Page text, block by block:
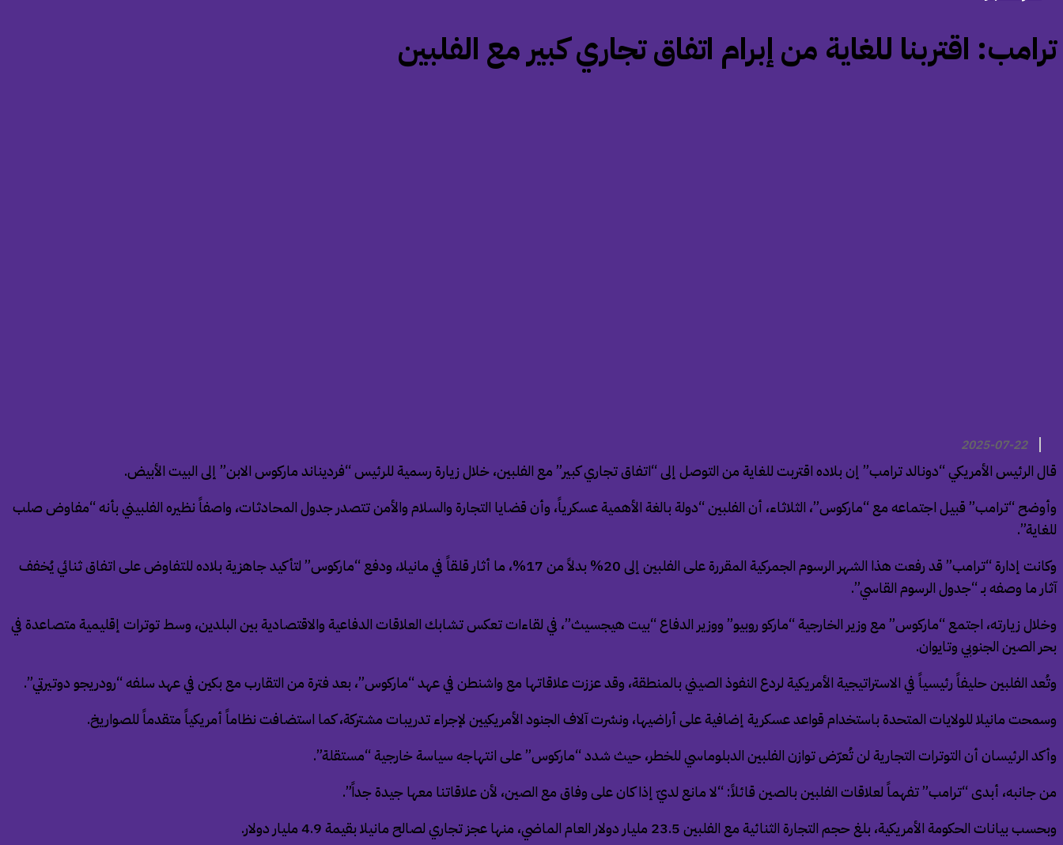
‏ترامب: اقتربنا للغاية من إبرام اتفاق تجاري كبير مع الفلبين
2025-07-22
قال الرئيس الأمريكي “دونالد ترامب” إن بلاده اقتربت للغاية من التوصل إلى “اتفاق تجاري كبير” مع الفلبين، خلال زيارة رسمية للرئيس “فرديناند ماركوس الابن” إلى البيت الأبيض.
وأوضح “ترامب” قبيل اجتماعه مع “ماركوس”، الثلاثاء، أن الفلبين “دولة بالغة الأهمية عسكرياً، وأن قضايا التجارة والسلام والأمن تتصدر جدول المحادثات، واصفاً نظيره الفلبيني بأنه “مفاوض صلب
للغاية”.
وكانت إدارة “ترامب” قد رفعت هذا الشهر الرسوم الجمركية المقررة على الفلبين إلى 20% بدلاً من 17%، ما أثار قلقاً في مانيلا، ودفع “ماركوس” لتأكيد جاهزية بلاده للتفاوض على اتفاق ثنائي يُخفف
آثار ما وصفه بـ “جدول الرسوم القاسي”.
وخلال زيارته، اجتمع “ماركوس” مع وزير الخارجية “ماركو روبيو” ووزير الدفاع “بيت هيجسيث”، في لقاءات تعكس تشابك العلاقات الدفاعية والاقتصادية بين البلدين، وسط توترات إقليمية متصاعدة في
بحر الصين الجنوبي وتايوان.
وتُعد الفلبين حليفاً رئيسياً في الاستراتيجية الأمريكية لردع النفوذ الصيني بالمنطقة، وقد عززت علاقاتها مع واشنطن في عهد “ماركوس”، بعد فترة من التقارب مع بكين في عهد سلفه “رودريجو دوتيرتي”.
وسمحت مانيلا للولايات المتحدة باستخدام قواعد عسكرية إضافية على أراضيها، ونشرت آلاف الجنود الأمريكيين لإجراء تدريبات مشتركة، كما استضافت نظاماً أمريكياً متقدماً للصواريخ.
وأكد الرئيسان أن التوترات التجارية لن تُعرّض توازن الفلبين الدبلوماسي للخطر، حيث شدد “ماركوس” على انتهاجه سياسة خارجية “مستقلة”.
من جانبه، أبدى “ترامب” تفهماً لعلاقات الفلبين بالصين قائلاً: “لا مانع لديّ إذا كان على وفاق مع الصين، لأن علاقاتنا معها جيدة جداً”.
وبحسب بيانات الحكومة الأمريكية، بلغ حجم التجارة الثنائية مع الفلبين 23.5 مليار دولار العام الماضي، منها عجز تجاري لصالح مانيلا بقيمة 4.9 مليار دولار.